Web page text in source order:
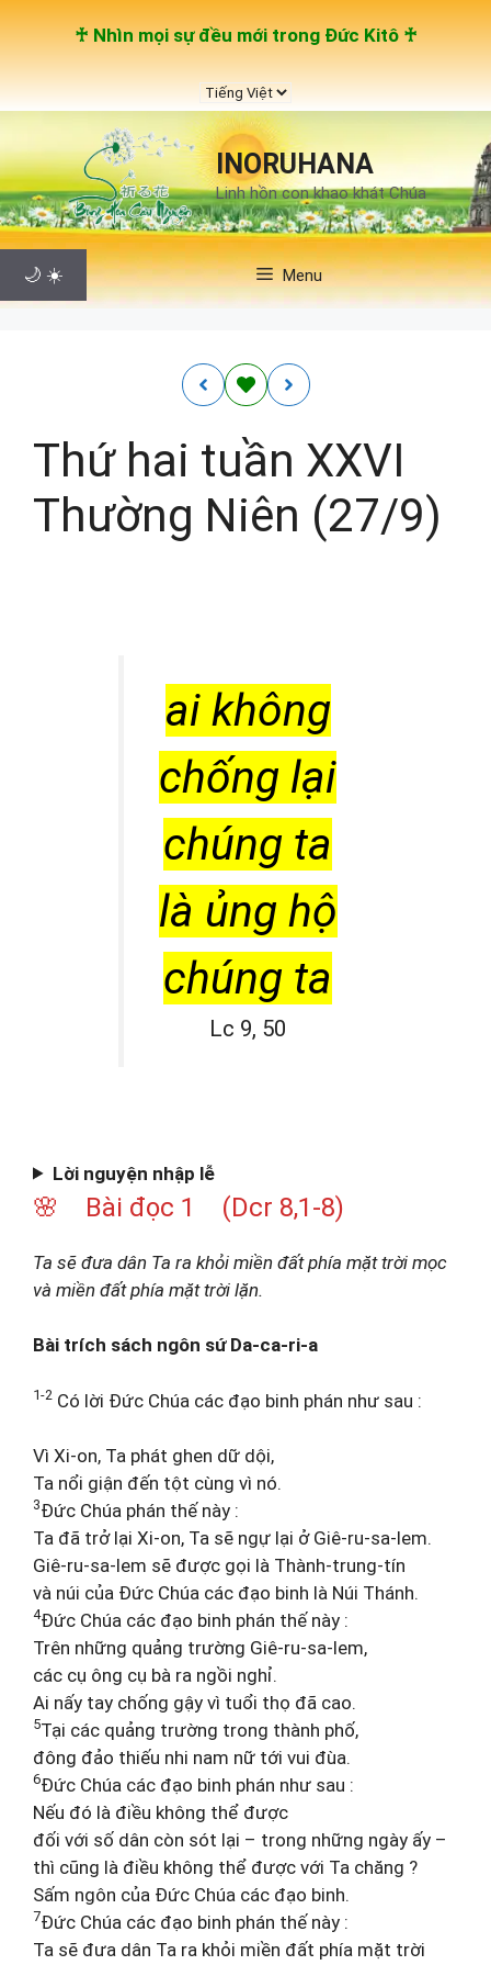
Chuyển
đến
nội
dung
♰ Nhìn mọi sự đều mới trong Đức Kitô ♰
Chọn
một
ngôn
ngữINORUHANA
Linh hồn con khao khát Chúa
🌙 ☀️ Menu
Thứ hai tuần XXVI
Thường Niên (27/9)
ai không
chống lại
chúng ta
là ủng hộ
chúng ta
Lc 9, 50
Lời nguyện nhập lễ
🌸 Bài đọc 1 (Dcr 8,1-8)
Ta sẽ đưa dân Ta ra khỏi miền đất phía mặt trời mọc
và miền đất phía mặt trời lặn.
Bài trích sách ngôn sứ Da-ca-ri-a
1-2 Có lời Đức Chúa các đạo binh phán như sau :
Vì Xi-on, Ta phát ghen dữ dội,
Ta nổi giận đến tột cùng vì nó.
3Đức Chúa phán thế này :
Ta đã trở lại Xi-on, Ta sẽ ngự lại ở Giê-ru-sa-lem.
Giê-ru-sa-lem sẽ được gọi là Thành-trung-tín
và núi của Đức Chúa các đạo binh là Núi Thánh.
4Đức Chúa các đạo binh phán thế này :
Trên những quảng trường Giê-ru-sa-lem,
các cụ ông cụ bà ra ngồi nghỉ.
Ai nấy tay chống gậy vì tuổi thọ đã cao.
5Tại các quảng trường trong thành phố,
đông đảo thiếu nhi nam nữ tới vui đùa.
6Đức Chúa các đạo binh phán như sau :
Nếu đó là điều không thể được
đối với số dân còn sót lại – trong những ngày ấy –
thì cũng là điều không thể được với Ta chăng ?
Sấm ngôn của Đức Chúa các đạo binh.
7Đức Chúa các đạo binh phán thế này :
Ta sẽ đưa dân Ta ra khỏi miền đất phía mặt trời